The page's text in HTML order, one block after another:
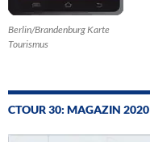
Berlin/Brandenburg Karte
Tourismus
CTOUR 30: MAGAZIN 2020